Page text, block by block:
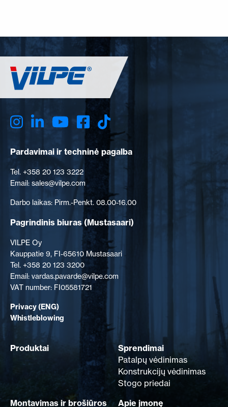
Pardavimai ir techninė pagalba
Tel. +358 20 123 3222
Email: sales@vilpe.com
Darbo laikas: Pirm.-Penkt. 08.00-16.00
Pagrindinis biuras(Mustasaari)
VILPE Oy
Kauppatie 9, FI-65610 Mustasaari
Tel. +358 20 123 3200
Email: vardas.pavarde@vilpe.com
VAT number: FI05581721
Privacy (ENG)
Whistleblowing
Produktai
Sprendimai
Patalpų vėdinimas
Konstrukcijų vėdinimas
Stogo priedai
Montavimas ir brošiūros
Apie įmonę